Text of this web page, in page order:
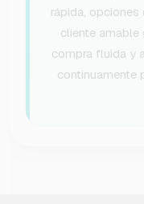
rápida,
cliente amable
compra fluida y
continuamente